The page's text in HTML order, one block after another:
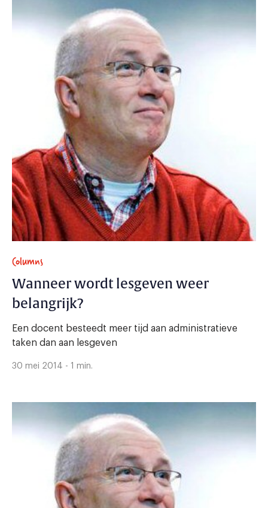
Columns
Wanneer wordt lesgeven weer
belangrijk?
Een docent besteedt meer tijd aan administratieve
taken dan aan lesgeven
30 mei 2014 - 1 min.